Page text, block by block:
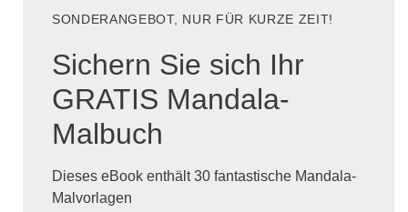
SONDERANGEBOT, NUR FÜR KURZE ZEIT!
Sichern Sie sich Ihr
GRATIS Mandala-
Malbuch
Dieses eBook enthält 30 fantastische Mandala-
Malvorlagen